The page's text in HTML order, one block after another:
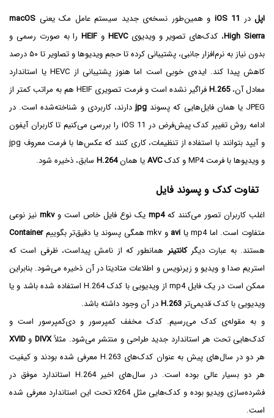
اپل در iOS 11 و همین‌طور نسخه‌ی جدید سیستم عامل مک یعنی macOS
High Sierra، کدک‌های تصویر و ویدیویHEVC و HEIFرا به صورت رسمی و
بدون نیاز به نرم‌افزار جانبی، پشتیبانی کرده تا حجم ویدیوها و تصاویر تا ۵۰ درصد
کاهش پیدا کند. ایده‌ی خوبی است اما هنوز پشتیبانی از HEVC‌ یا استاندارد
معادل آن،H.265
فراگیر نشده است و فرمت تصویری HEIF هم به مراتب کمتر از
JPEG یا همان فایل‌هایی که پسوند
jpgدارند، کاربردی و شناخته‌شده است. در
ادامه روش تغییر کدک پیش‌فرض در iOS 11 را بررسی می‌کنیم تا کاربران آیفون
و آیپد بتوانند با استفاده از تنظیمات، کاری کنند که عکس‌ها با فرمت معروف jpg
و ویدیوها با فرمت MP4‌ و کدک
AVCیا همانH.264 سابق، ذخیره شود.
تفاوت کدک و پسوند فایل
اغلب کاربران تصور می‌کنند کهmp4 یک نوع فایل خاص است وmkv نیز نوعی
متفاوت است. اما mp4‌ یا
avi و mkv همگی پسوند یا دقیق‌تر بگوییم
Container
هستند. به عبارت دیگرکانتینر همانطور که از نامش پیداست، ظرفی است که
استریم صدا و ویدیو و زیرنویس و اطلاعات متادیتا در آن ذخیره می‌شود. بنابراین
ممکن است در یک فایل mp4 از ویدیویی با کدک H.264 استفاده شده باشد و یا
ویدیویی با کدک قدیمی‌تر H.263در آن وجود داشته باشد.
و به مقوله‌ی کدک می‌رسیم. کدک مخفف کمپرسور و دی‌کمپرسور است و
کدک‌هایی تحت هر استاندارد جدید طراحی و منتشر می‌شود. مثلاً‌DIVX‌ و XVID
هر دو در سال‌های پیش به عنوان کدک‌های H.263 معرفی شده‌ بودند و کیفیت
هر دو بسیار عالی بوده است. در سال‌های اخیر H.264‌ استاندارد موفق در
فشرده‌سازی ویدیو بوده و کدک‌هایی مثل x264 تحت این استاندارد معرفی شده
است.